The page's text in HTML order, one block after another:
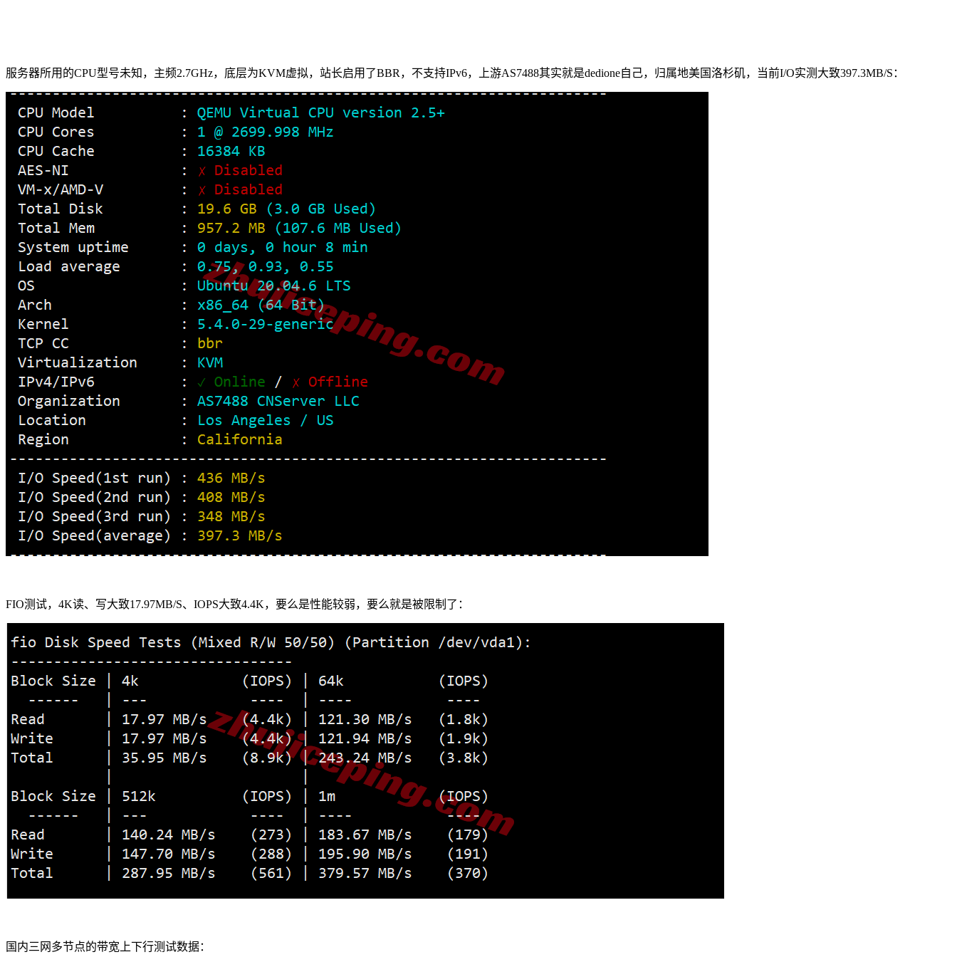
服务器所用的CPU型号未知，主频2.7GHz，底层为KVM虚拟，站长启用了BBR，不支持IPv6，上游AS7488其实就是dedione自己，归属地美国洛杉矶，当前I/O实测大致397.3MB/S：
FIO测试，4K读、写大致17.97MB/S、IOPS大致4.4K，要么是性能较弱，要么就是被限制了：
国内三网多节点的带宽上下行测试数据：